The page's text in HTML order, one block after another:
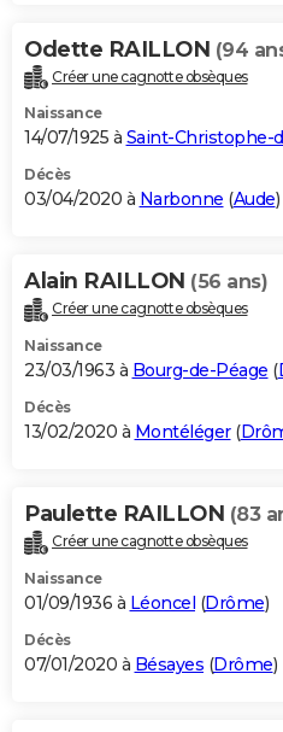
Odette RAILLON (94
Créer une cagnotte obsèques
Naissance
14/07/1925 à Saint-Christophe-
Décès
03/04/2020 à Narbonne (Aude)
Alain RAILLON (56 ans)
Créer une cagnotte obsèques
Naissance
23/03/1963 à Bourg-de-Péage (
Décès
13/02/2020 à Montéléger(
Paulette RAILLON (83
Créer une cagnotte obsèques
Naissance
01/09/1936 à Léoncel (Drôme)
Décès
07/01/2020 à Bésayes (Drôme)